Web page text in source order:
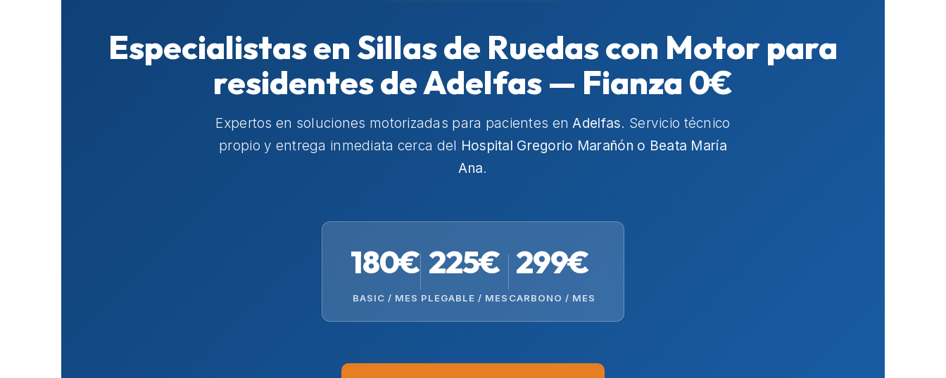
Especialistas en Sillas de Ruedas con Motor para
residentes de Adelfas — Fianza 0€
Expertos en soluciones motorizadas para pacientes enAdelfas. Servicio técnico
propio y entrega inmediata cerca del Hospital Gregorio Marañón o Beata María
Ana.
180€
BASIC / MES
225€
PLEGABLE / MES
299€
CARBONO / MES